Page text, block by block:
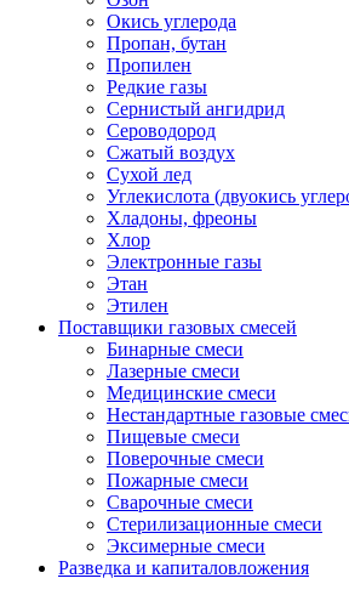
Окись углерода
Пропан, бутан
Пропилен
Редкие газы
Сернистый ангидрид
Сероводород
Сжатый воздух
Сухой лед
Углекислота (двуокись
Хладоны, фреоны
Хлор
Электронные газы
Этан
Этилен
Поставщики газовых смесей
Бинарные смеси
Лазерные смеси
Медицинские смеси
Нестандартные газовые
Пищевые смеси
Поверочные смеси
Пожарные смеси
Сварочные смеси
Стерилизационные смеси
Эксимерные смеси
Разведка и капиталовложения